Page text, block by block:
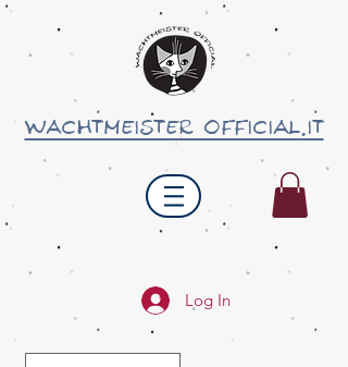
wachtmeister official.it
Log In